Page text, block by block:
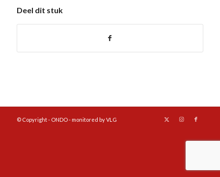
Deel dit stuk
© Copyright - ONDO - monitored by VLG